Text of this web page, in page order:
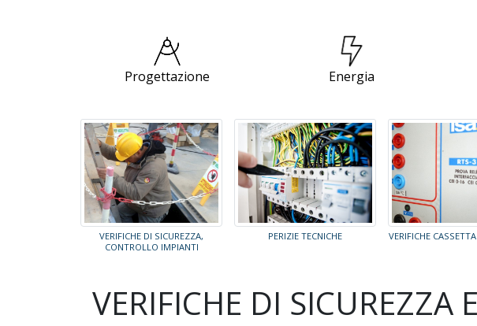
Progettazione Energia
VERIFICHE DI SICUREZZA,
CONTROLLO IMPIANTI
PERIZIE TECNICHE VERIFICHE
VERIFICHE DI SICUREZZA